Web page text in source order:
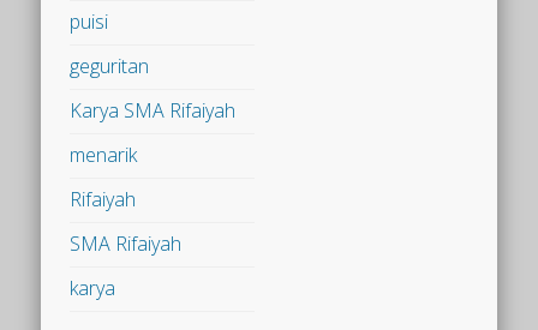
puisi
geguritan
Karya SMA Rifaiyah
menarik
Rifaiyah
SMA Rifaiyah
karya